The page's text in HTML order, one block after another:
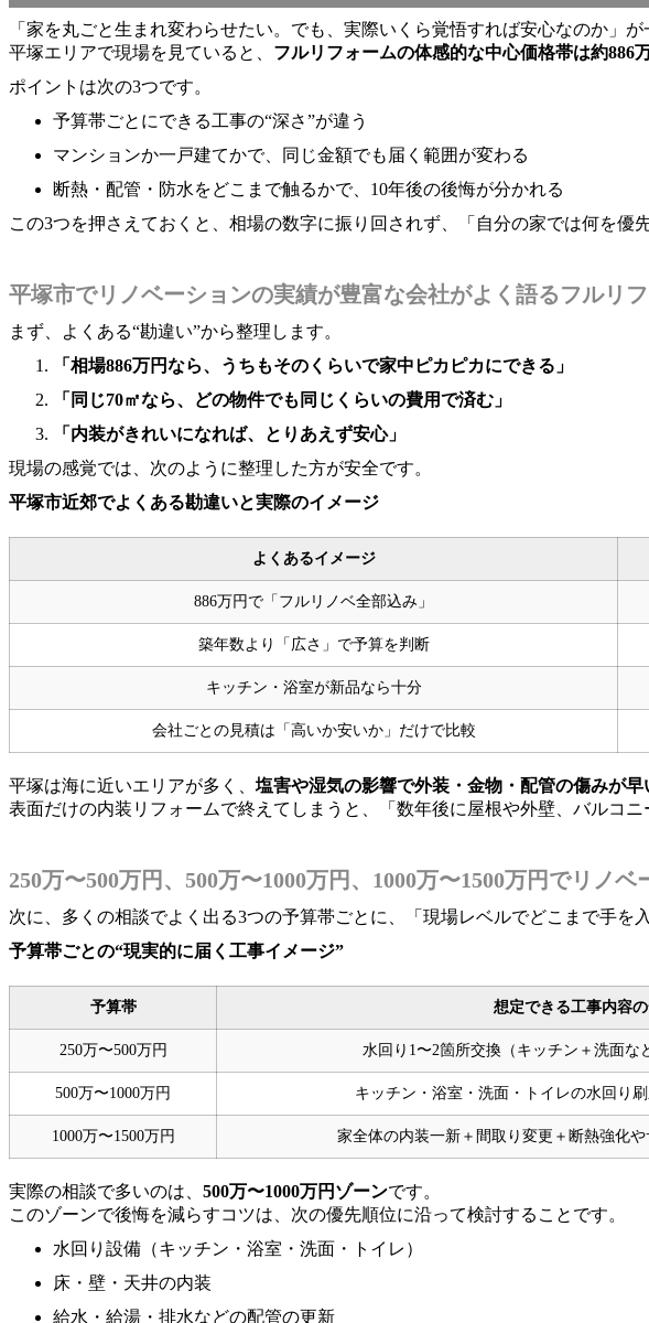
「家を丸ごと生まれ変わらせたい。でも、実際いくら覚悟すれば安心なのか」
平塚エリアで現場を見ていると、 フルリフォームの体感的な中心価格帯は約886
ポイントは次の3つです。
予算帯ごとにできる工事の“深さ”が違う
マンションか一戸建てかで、同じ金額でも届く範囲が変わる
断熱・配管・防水をどこまで触るかで、10年後の後悔が分かれる
この3つを押さえておくと、相場の数字に振り回されず、「自分の家では何を優
平塚市でリノベーションの実績が豊富な会社がよく語るフルリ
まず、よくある“勘違い”から整理します。
「相場886万円なら、うちもそのくらいで家中ピカピカにできる」
「同じ70㎡なら、どの物件でも同じくらいの費用で済む」
「内装がきれいになれば、とりあえず安心」
現場の感覚では、次のように整理した方が安全です。
平塚市近郊でよくある勘違いと実際のイメージ
よくあるイメージ
886万円で「フルリノベ全部込み」
築年数より「広さ」で予算を判断
キッチン・浴室が新品なら十分
会社ごとの見積は「高いか安いか」だけで比較
平塚は海に近いエリアが多く、 塩害や湿気の影響で外装・金物・配管の傷みが早
表面だけの内装リフォームで終えてしまうと、「数年後に屋根や外壁、バルコ
250万〜500万円、500万〜1000万円、1000万〜1500万円でリノ
次に、多くの相談でよく出る3つの予算帯ごとに、「現場レベルでどこまで手を
予算帯ごとの“現実的に届く工事イメージ”
予算帯 想定できる工事内容
250万〜500万円 水回り1〜2箇所交換（キッチン＋洗面な
500万〜1000万円 キッチン・浴室・洗面・トイレの水回り
1000万〜1500万円 家全体の内装一新＋間取り変更＋断熱強化
実際の相談で多いのは、 500万〜1000万円ゾーンです。
このゾーンで後悔を減らすコツは、次の優先順位に沿って検討することです。
水回り設備（キッチン・浴室・洗面・トイレ）
床・壁・天井の内装
給水・給湯・排水などの配管の更新